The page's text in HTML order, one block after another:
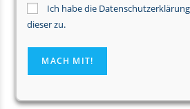
Ich habe die
dieser zu.